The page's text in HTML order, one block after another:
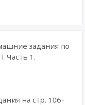
задания по
Часть 1.
на стр. 106-